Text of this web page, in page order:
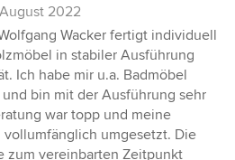
August 2022
Wacker fertigt individuell
in stabiler Ausführung
Ich habe mir u.a. Badmöbel
bin mit der Ausführung sehr
war topp und meine
vollumfänglich umgesetzt. Die
zum vereinbarten Zeitpunkt